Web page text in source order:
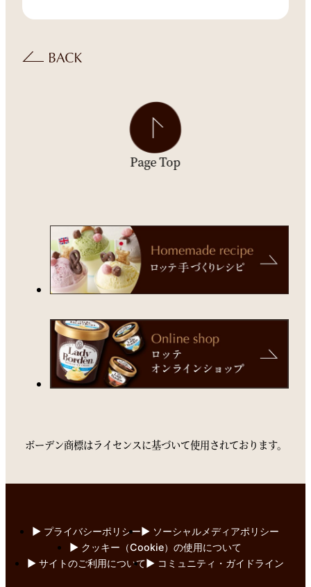
Page Top
ボーデン商標はライセンスに基づいて使用されております。
▶︎ プライバシーポリシー▶︎ ソーシャルメディアポリシー
▶︎ クッキー（Cookie）の使用について
▶︎ サイトのご利用について▶︎ コミュニティ・ガイドライン